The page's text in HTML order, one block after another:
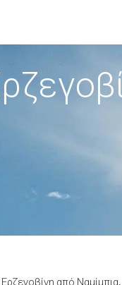
από Ναμίμπια.